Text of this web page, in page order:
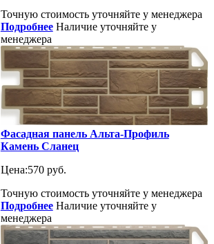
Точную стоимость уточняйте у менеджера
Подробнее Наличие уточняйте у
менеджера
Фасадная панель Альта-Профиль
Камень Сланец
Цена:570 руб.
Точную стоимость уточняйте у менеджера
Подробнее Наличие уточняйте у
менеджера